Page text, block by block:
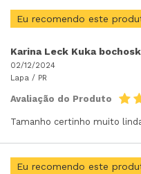
Eu recomendo este
Karina Leck Kuka
02/12/2024
Lapa / PR
Avaliação do Produto
Tamanho certinho muito
Eu recomendo este